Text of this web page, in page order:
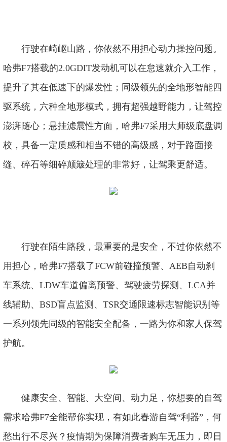
行驶在崎岖山路，你依然不用担心动力操控问题。
哈弗F7搭载的2.0GDIT发动机可以在怠速就介入工作，
提升了其在低速下的爆发性；同级领先的全地形智能四
驱系统，六种全地形模式，拥有超强越野能力，让驾控
澎湃随心；悬挂滤震性方面，哈弗F7采用大师级底盘调
校，具备一定质感和相当不错的高级感，对于路面接
缝、碎石等细碎颠簸处理的非常好，让驾乘更舒适。
行驶在陌生路段，最重要的是安全，不过你依然不
用担心，哈弗F7搭载了FCW前碰撞预警、AEB自动刹
车系统、LDW车道偏离预警、驾驶疲劳探测、LCA并
线辅助、BSD盲点监测、TSR交通限速标志智能识别等
一系列领先同级的智能安全配备，一路为你和家人保驾
护航。
健康安全、智能、大空间、动力足，你想要的自驾
需求哈弗F7全能帮你实现，有如此春游自驾“利器”，何
愁出行不尽兴？疫情期为保障消费者购车无压力，即日